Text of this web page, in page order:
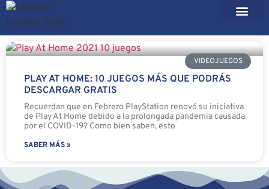
VIDEOJUEGOS
PLAY AT HOME: 10 JUEGOS MÁS QUE PODRÁS
DESCARGAR GRATIS
Recuerdan que en Febrero PlayStation renovó su iniciativa
de Play At Home debido a la prolongada pandemia causada
por el COVID-19? Como bien saben, esto
SABER MÁS »